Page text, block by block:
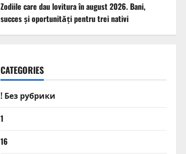
Zodiile care dau lovitura în august 2026. Bani,
succes și oportunități pentru trei nativi
CATEGORIES
! Без рубрики
1
16